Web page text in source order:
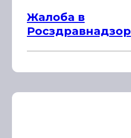
Жалоба в
Росздравнадзор